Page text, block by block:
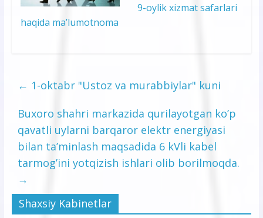
9-oylik xizmat safarlari
haqida ma’lumotnoma
← 1-oktabr "Ustoz va murabbiylar" kuni
Buxoro shahri markazida qurilayotgan ko’p
qavatli uylarni barqaror elektr energiyasi
bilan ta’minlash maqsadida 6 kVli kabel
tarmog’ini yotqizish ishlari olib borilmoqda.
→
Shaxsiy Kabinetlar